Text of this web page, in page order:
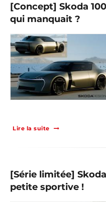
[Concept] Skoda
qui manquait ?
Lire la suite
[Série limitée]
petite sportive !